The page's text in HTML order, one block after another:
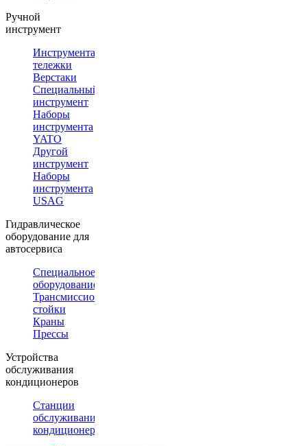
Ручной
инструмент
Инструментальные
тележки
Верстаки
Специальный
инструмент
Наборы
инструмента
YATO
Другой
инструмент
Наборы
инструмента
USAG
Гидравлическое
оборудование для
автосервиса
Специальное
оборудование
Трансмиссионные
стойки
Краны
Прессы
Устройства
обслуживания
кондиционеров
Станции
обслуживания
кондиционеров